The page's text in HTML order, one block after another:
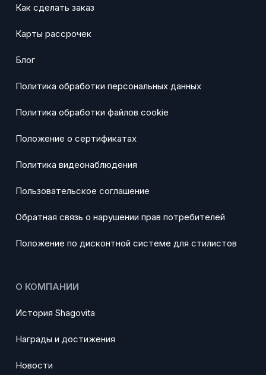
Как сделать заказ
Карты рассрочек
Блог
Политика обработки персональных данных
Политика обработки файлов cookie
Положение о сертификатах
Политика видеонаблюдения
Пользовательское соглашение
Обратная связь о нарушении прав потребителей
Положение по дисконтной системе для стилистов
О КОМПАНИИ
История Shagovita
Награды и достижения
Новости